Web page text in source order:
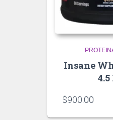
Insane
4.5
$900.00